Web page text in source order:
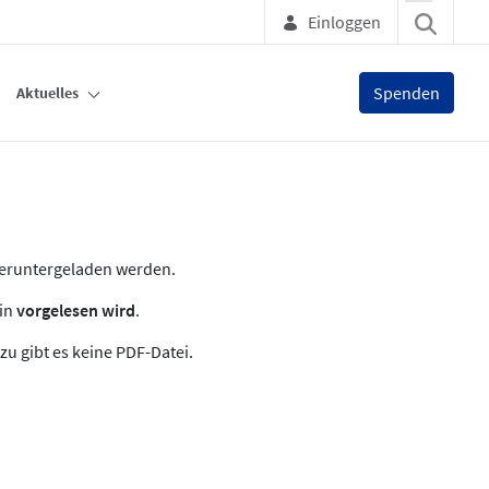
Einloggen
Aktuelles Spenden
werden.
vorgelesen wird.
gibt es keine PDF-Datei.